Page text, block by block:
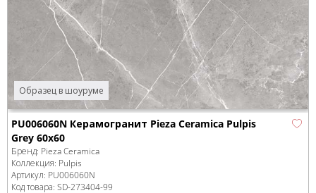
Образец в шоуруме
PU006060N Керамогранит Pieza Ceramica Pulpis
Grey 60х60
Бренд: Pieza Ceramica
Коллекция: Pulpis
Артикул: PU006060N
Код товара: SD-273404-99